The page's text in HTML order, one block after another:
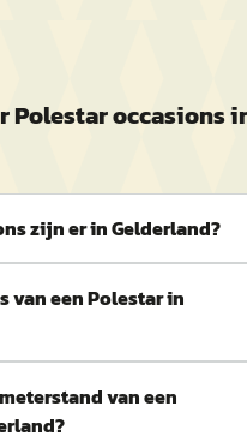
Polestaroccasions
zijn er in Gelderland?
van een Polestar in
van een